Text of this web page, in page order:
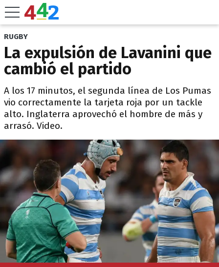
RUGBY
La expulsión de Lavanini que
cambió el partido
A los 17 minutos, el segunda línea de Los Pumas
vio correctamente la tarjeta roja por un tackle
alto. Inglaterra aprovechó el hombre de más y
arrasó. Video.